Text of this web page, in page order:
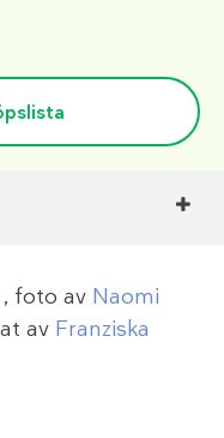
, foto av Naomi
av Franziska